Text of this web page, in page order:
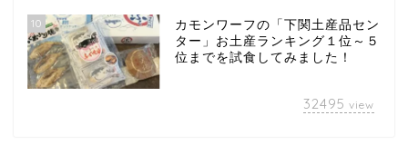
10
カモンワーフの「下関土産品セン
ター」お土産ランキング１位～５
位までを試食してみました！
32495 view